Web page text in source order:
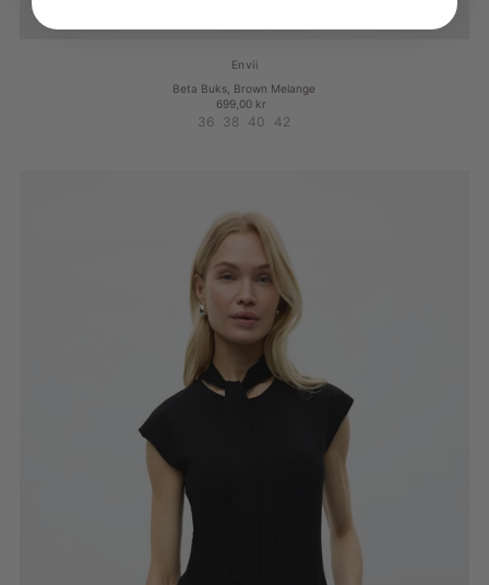
Envii
Beta Buks, Brown Melange
699,00 kr
36 38 40 42